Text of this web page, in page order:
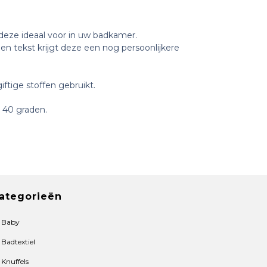
ideaal voor in uw badkamer.
tekst krijgt deze een nog persoonlijkere
stoffen gebruikt.
graden.
Baby
Badtextiel
Knuffels